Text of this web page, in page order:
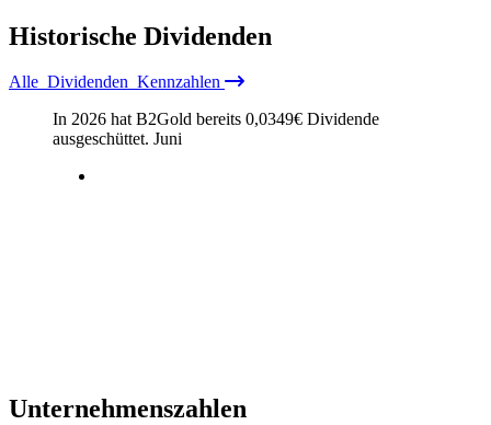
Historische Dividenden
Alle Dividenden Kennzahlen
In 2026 hat B2Gold bereits 0,0349€ Dividende
ausgeschüttet. Juni
Unternehmenszahlen